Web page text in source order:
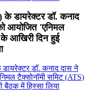
के डायरेक्टर डॉ. कनाद
आयोजित 'एनिमल
आखिरी दिन हुई